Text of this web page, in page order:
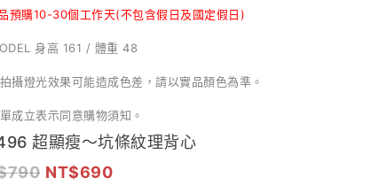
預購10-30個工作天(不包含假日及國定假日)
身高 161 / 體重 48
攝燈光效果可能造成色差，請以實品顏色為準。
成立表示同意購物須知。
超顯瘦～坑條紋理背心
790
690